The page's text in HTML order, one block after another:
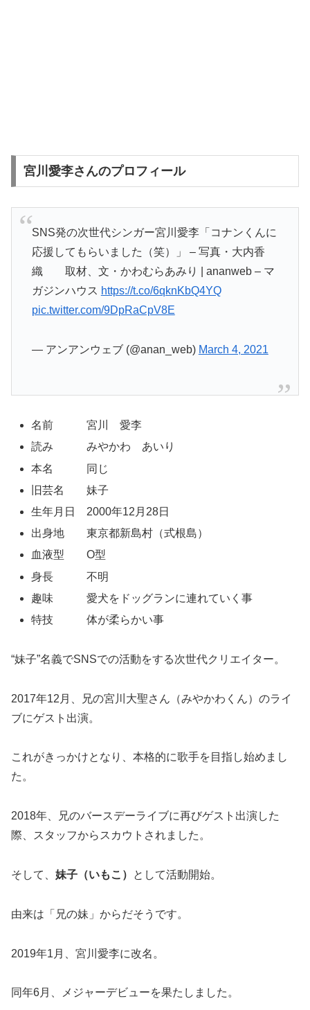
宮川愛李さんのプロフィール
SNS発の次世代シンガー宮川愛李「コナンくんに
応援してもらいました（笑）」 – 写真・大内香
織 取材、文・かわむらあみり | ananweb – マ
ガジンハウス https://t.co/6qknKbQ4YQ
pic.twitter.com/9DpRaCpV8E
— アンアンウェブ (@anan_web) March 4, 2021
名前 宮川 愛李
読み みやかわ あいり
本名 同じ
旧芸名 妹子
生年月日 2000年12月28日
出身地 東京都新島村（式根島）
血液型 O型
身長 不明
趣味 愛犬をドッグランに連れていく事
特技 体が柔らかい事
“妹子”名義でSNSでの活動をする次世代クリエイター。
2017年12月、兄の宮川大聖さん（みやかわくん）のライ
ブにゲスト出演。
これがきっかけとなり、本格的に歌手を目指し始めまし
た。
2018年、兄のバースデーライブに再びゲスト出演した
際、スタッフからスカウトされました。
そして、 妹子（いもこ） として活動開始。
由来は「兄の妹」からだそうです。
2019年1月、宮川愛李に改名。
同年6月、メジャーデビューを果たしました。